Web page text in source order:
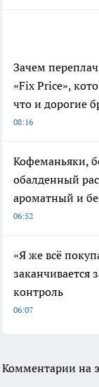
Зачем
«Fix Price»,
что и дорогие
08:16
Кофеманьяки,
обалденный
ароматный и
06:52
«Я же всё
заканчивается
контроль
06:07
Комментарии на